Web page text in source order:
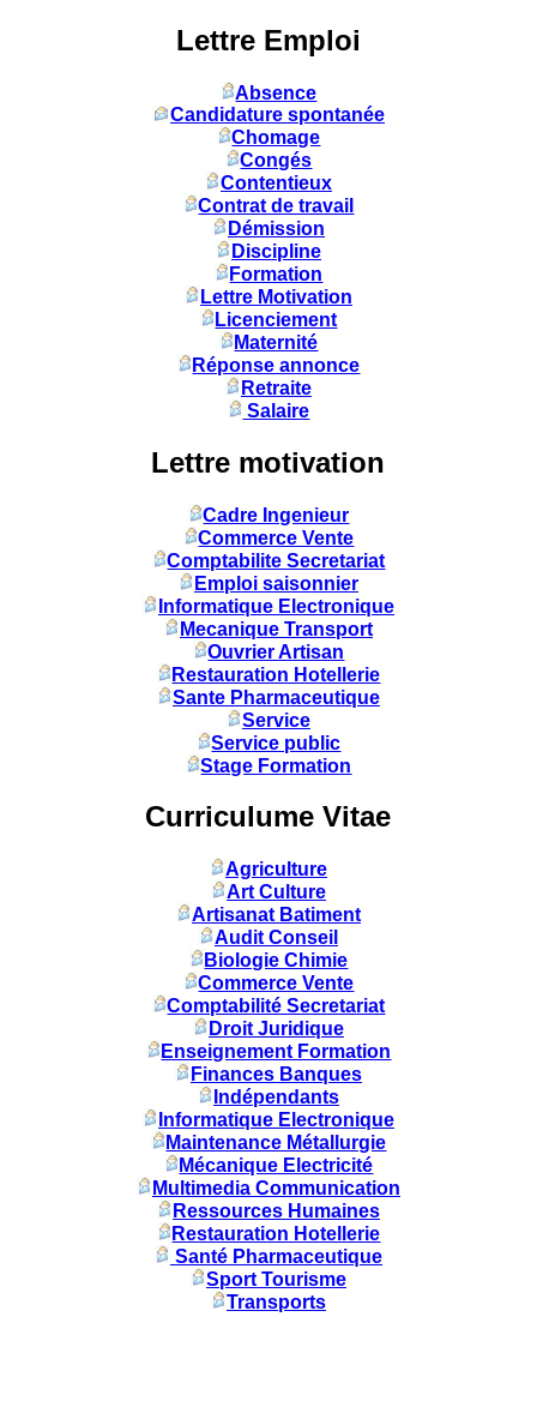
Lettre Emploi
Absence
Candidature spontanée
Chomage
Congés
Contentieux
Contrat de travail
Démission
Discipline
Formation
Lettre Motivation
Licenciement
Maternité
Réponse annonce
Retraite
Salaire
Lettre motivation
Cadre Ingenieur
Commerce Vente
Comptabilite Secretariat
Emploi saisonnier
Informatique Electronique
Mecanique Transport
Ouvrier Artisan
Restauration Hotellerie
Sante Pharmaceutique
Service
Service public
Stage Formation
Curriculume Vitae
Agriculture
Art Culture
Artisanat Batiment
Audit Conseil
Biologie Chimie
Commerce Vente
Comptabilité Secretariat
Droit Juridique
Enseignement Formation
Finances Banques
Indépendants
Informatique Electronique
Maintenance Métallurgie
Mécanique Electricité
Multimedia Communication
Ressources Humaines
Restauration Hotellerie
Santé Pharmaceutique
Sport Tourisme
Transports